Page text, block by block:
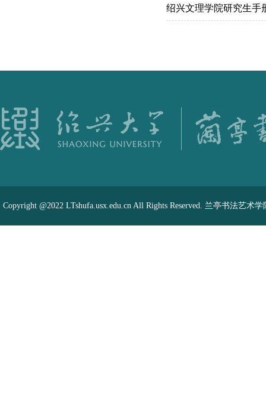
绍兴文理学院研究生手
Copyright @2022 LTshufa.usx.edu.cn All Rights Reserved. 兰亭书法艺术